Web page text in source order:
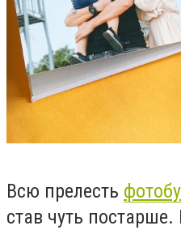
Всю прелесть
став чуть